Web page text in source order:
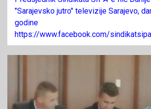
"Sarajevsko jutro" televizije Sarajevo,
godine
https://www.facebook.com/